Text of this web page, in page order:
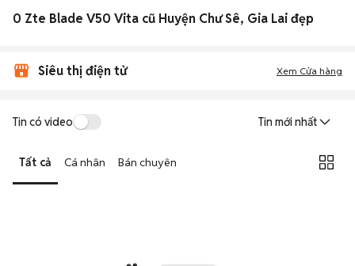
0 Zte Blade V50 Vita cũ Huyện Chư Sê, Gia Lai đẹp
Siêu thị điện tử Xem Cửa hàng
Tin có video Tin mới nhất
Tất cả Cá nhân Bán chuyên